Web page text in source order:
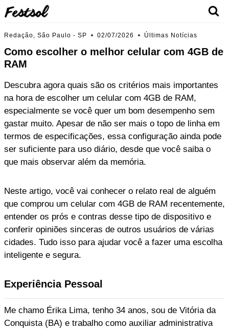
Skip
to
content
Redação, São Paulo - SP 02/07/2026 Últimas Notícias
Como escolher o melhor celular com 4GB de
RAM
Descubra agora quais são os critérios mais importantes
na hora de escolher um celular com 4GB de RAM,
especialmente se você quer um bom desempenho sem
gastar muito. Apesar de não ser mais o topo de linha em
termos de especificações, essa configuração ainda pode
ser suficiente para uso diário, desde que você saiba o
que mais observar além da memória.
Neste artigo, você vai conhecer o relato real de alguém
que comprou um celular com 4GB de RAM recentemente,
entender os prós e contras desse tipo de dispositivo e
conferir opiniões sinceras de outros usuários de várias
cidades. Tudo isso para ajudar você a fazer uma escolha
inteligente e segura.
Experiência Pessoal
Me chamo Érika Lima, tenho 34 anos, sou de Vitória da
Conquista (BA) e trabalho como auxiliar administrativa